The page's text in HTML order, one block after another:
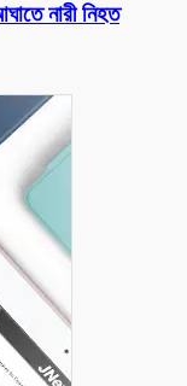
নারী নিহত